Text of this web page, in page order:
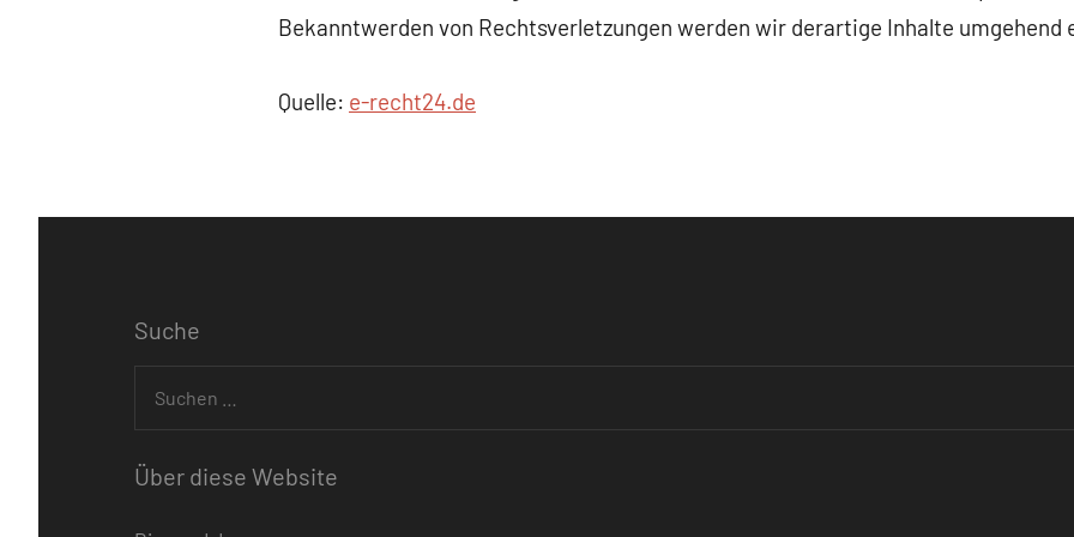
Bekanntwerden von Rechtsverletzungen werden wir derartige Inhalte umgehend
Quelle: e-recht24.de
Suche
Über diese Website